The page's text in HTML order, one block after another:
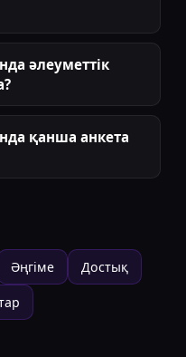
әлеуметтік
қанша анкета
Әңгіме Достық